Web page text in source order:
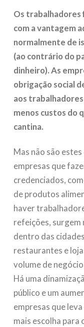
Os trabalhadores
com a vantagem
normalmente de
(ao contrário do
dinheiro). As
obrigação social
aos
menos custos do
cantina.
Mas não são
empresas que
credenciados,
de produtos
haver
refeições,
dentro das
restaurantes e
volume de
Há uma
público e um
empresas que
mais escolha para